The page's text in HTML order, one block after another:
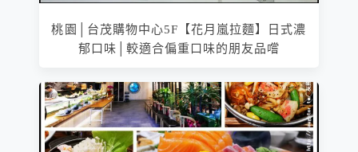
桃園│台茂購物中心5F【花月嵐拉麵】日式濃
郁口味│較適合偏重口味的朋友品嚐